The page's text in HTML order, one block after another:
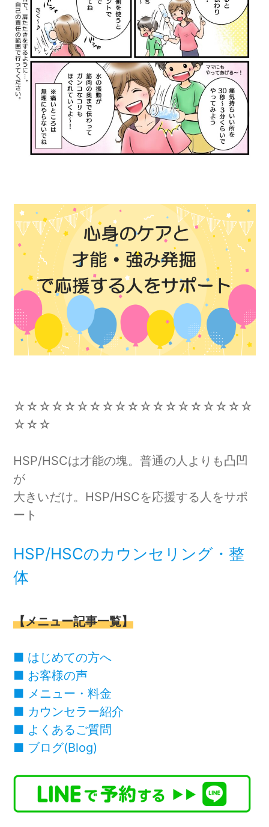
☆☆☆☆☆☆☆☆☆☆☆☆☆☆☆☆☆☆☆
☆☆☆
HSP/HSCは才能の塊。普通の人よりも凸凹
が
大きいだけ。HSP/HSCを応援する人をサポ
ート
HSP/HSCのカウンセリング・整
体
【メニュー記事一覧】
■ はじめての方へ
■ お客様の声
■ メニュー・料金
■ カウンセラー紹介
■ よくあるご質問
■ ブログ(Blog)